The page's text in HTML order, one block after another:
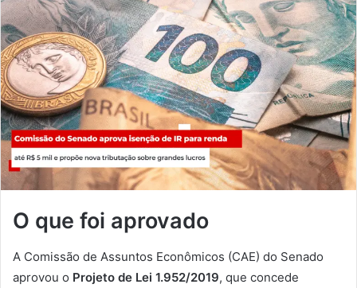
O que foi aprovado
A Comissão de Assuntos Econômicos (CAE) do Senado
aprovou o Projeto de Lei 1.952/2019, que concede